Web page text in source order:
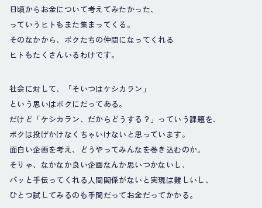
日頃からお金について考えてみたかった、
っていうヒトもまた集まってくる。
そのなかから、ボクたちの仲間になってくれる
ヒトもたくさんいるわけです。
社会に対して、「そいつはケシカラン」
という思いはボクにだってある。
だけど「ケシカラン、だからどうする？」っていう課題を、
ボクは投げかけなくちゃいけないと思っています。
面白い企画を考え、どうやってみんなを巻き込むのか。
そりゃ、なかなか良い企画なんか思いつかないし、
パッと手伝ってくれる人間関係がないと実現は難しいし、
ひとつ試してみるのも手間だってお金だってかかる。